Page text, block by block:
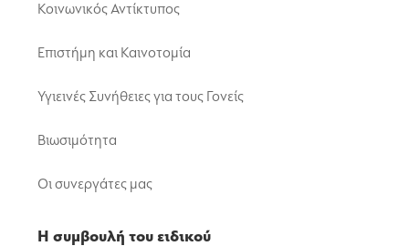
Κοινωνικός Αντίκτυπος
Επιστήμη και Καινοτομία
Υγιεινές Συνήθειες για τους Γονείς
Βιωσιμότητα
Οι συνεργάτες μας
Η συμβουλή του ειδικού